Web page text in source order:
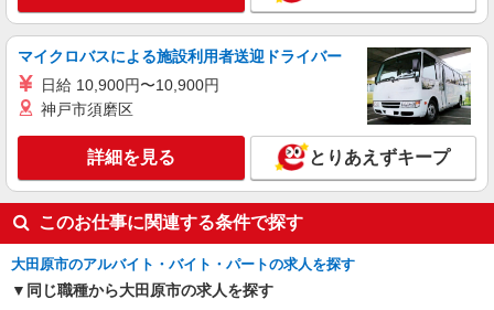
エイドアシスタント（準夜勤）
時給1,511円（週4〜5日勤務の場合） ★月収例
★ 1,511円×1日5.5時間×21日=月収17万4520円 ※
未経験スタートでも高時給！しっかり稼げる高時
大田原市中田原の総合病院
キープ 詳細を見る
マイクロバスによる施設利用者送迎ドライバー
日給 10,900円〜10,900円
神戸市須磨区
詳細を見る とりあえずキープ
このお仕事に関連する条件で探す
大田原市のアルバイト・バイト・パートの求人を探す
同じ職種から大田原市の求人を探す